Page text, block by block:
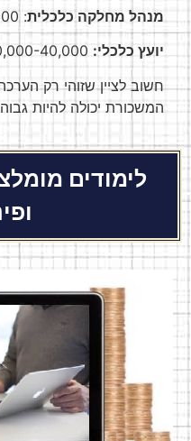
מנהל מחלקה כלכלית: 25,000-35,000 ש"ח לחודש
יועץ כלכלי:
חשוב לציין שזוהי רק
המשכורת יכולה להיות
לימודים